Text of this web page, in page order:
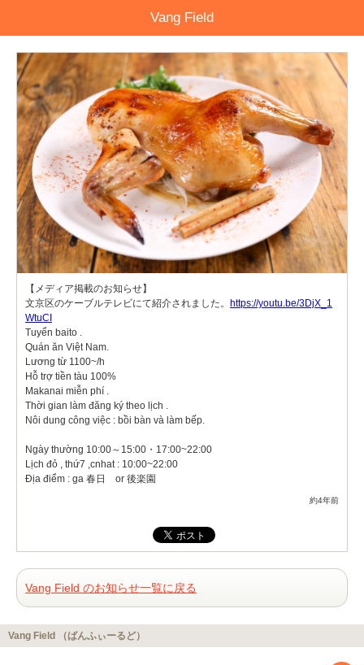
Vang Field
【メディア掲載のお知らせ】
文京区のケーブルテレビにて紹介されました。 https://youtu.be/3DjX_1
WtuCI
Tuyển baito .
Quán ăn Việt Nam.
Lương từ 1100~/h
Hỗ trợ tiền tàu 100%
Makanai miễn phí .
Thời gian làm đăng ký theo lịch .
Nôi dung công việc : bồi bàn và làm bếp.
Ngày thường 10:00～15:00・17:00~22:00
Lịch đỏ , thứ7 ,cnhat : 10:00~22:00
Địa điểm : ga 春日 or 後楽園
約4年前
Vang Field のお知らせ一覧に戻る
Vang Field （ばんふぃーるど）